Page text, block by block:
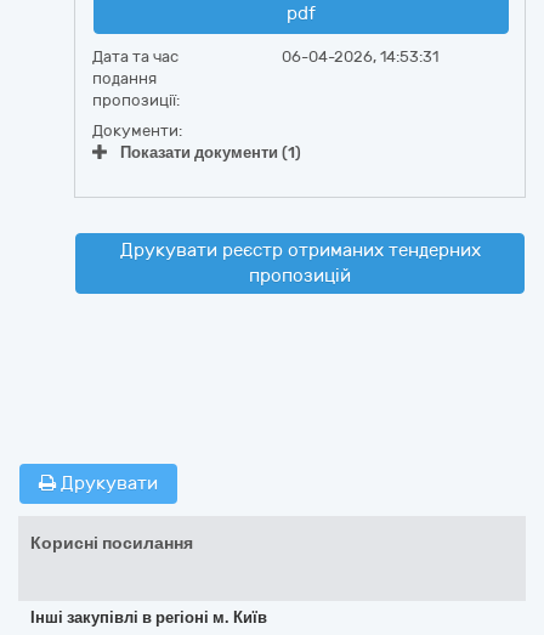
pdf
Дата та час
подання
пропозиції:
06-04-2026, 14:53:31
Документи:
Показати документи (1)
Друкувати реєстр отриманих тендерних
пропозицій
Друкувати
Корисні посилання
Інші закупівлі в регіоні м. Київ